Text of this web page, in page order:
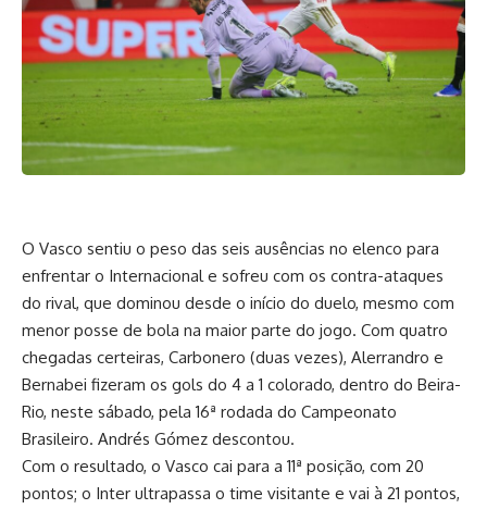
O Vasco sentiu o peso das seis ausências no elenco para
enfrentar o Internacional e sofreu com os contra-ataques
do rival, que dominou desde o início do duelo, mesmo com
menor posse de bola na maior parte do jogo. Com quatro
chegadas certeiras, Carbonero (duas vezes), Alerrandro e
Bernabei fizeram os gols do 4 a 1 colorado, dentro do Beira-
Rio, neste sábado, pela 16ª rodada do Campeonato
Brasileiro. Andrés Gómez descontou.
Com o resultado, o Vasco cai para a 11ª posição, com 20
pontos; o Inter ultrapassa o time visitante e vai à 21 pontos,